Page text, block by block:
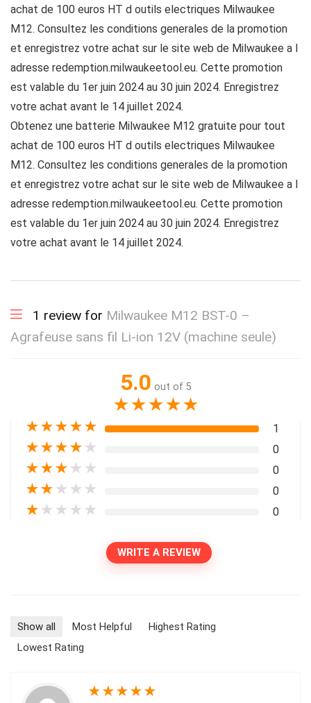
achat de 100 euros HT d outils electriques Milwaukee
M12. Consultez les conditions generales de la promotion
et enregistrez votre achat sur le site web de Milwaukee a l
adresse redemption.milwaukeetool.eu. Cette promotion
est valable du 1er juin 2024 au 30 juin 2024. Enregistrez
votre achat avant le 14 juillet 2024.
Obtenez une batterie Milwaukee M12 gratuite pour tout
achat de 100 euros HT d outils electriques Milwaukee
M12. Consultez les conditions generales de la promotion
et enregistrez votre achat sur le site web de Milwaukee a l
adresse redemption.milwaukeetool.eu. Cette promotion
est valable du 1er juin 2024 au 30 juin 2024. Enregistrez
votre achat avant le 14 juillet 2024.
1 review for Milwaukee M12 BST-0 –
Agrafeuse sans fil Li-ion 12V (machine seule)
5.0 out of 5
★★★★★
★★★★★ 1
★★★★ ★ 0
★★★ ★ ★ 0
★★ ★ ★ ★ 0
★ ★ ★ ★ ★ 0
WRITE A REVIEW
Show all Most Helpful
Highest Rating
Lowest Rating
★★★★★